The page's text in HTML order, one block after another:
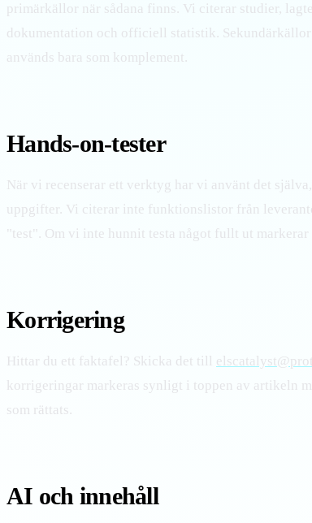
primärkällor när sådana finns. Vi citerar studier,
dokumentation och officiell statistik.
används bara som komplement.
Hands-on-tester
När vi recenserar ett verktyg har vi använt det
uppgifter. Vi citerar inte funktionslistor från
"test". Om vi inte hunnit testa något fullt ut markerar
Korrigering
Hittar du ett faktafel? Skicka det till
korrigeringar markeras synligt i toppen av artikeln
som rättats.
AI och innehåll